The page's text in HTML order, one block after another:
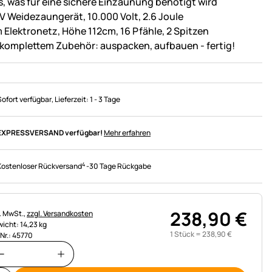
Weidezaungerät, 10.000 Volt, 2.6 Joule
Elektronetz, Höhe 112cm, 16 Pfähle, 2 Spitzen
Zubehör: auspacken, aufbauen - fertig!
verfügbar, Lieferzeit:1 - 3 Tage
verfügbar!Mehr erfahren
Rückversand4-30 Tage Rückgabe
MwSt.,zzgl. Versandkosten
14,23 kg
45770
238,90€
1 Stück =238,90€